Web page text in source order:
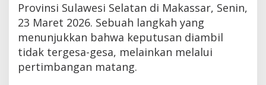
Provinsi Sulawesi Selatan di Makassar, Senin,
23 Maret 2026. Sebuah langkah yang
menunjukkan bahwa keputusan diambil
tidak tergesa-gesa, melainkan melalui
pertimbangan matang.